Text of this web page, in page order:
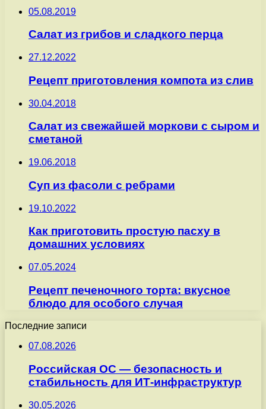
05.08.2019
Салат из грибов и сладкого перца
27.12.2022
Рецепт приготовления компота из слив
30.04.2018
Салат из свежайшей моркови с сыром и
сметаной
19.06.2018
Суп из фасоли с ребрами
19.10.2022
Как приготовить простую пасху в
домашних условиях
07.05.2024
Рецепт печеночного торта: вкусное
блюдо для особого случая
Последние записи
07.08.2026
Российская ОС — безопасность и
стабильность для ИТ-инфраструктур
30.05.2026